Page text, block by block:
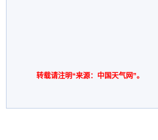
转载请注明“来源：中国天气网”。